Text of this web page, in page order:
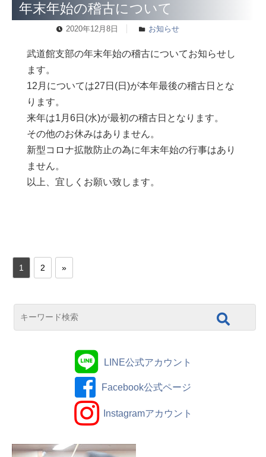
年末年始の稽古について
2020年12月8日 お知らせ
武道館支部の年末年始の稽古についてお知らせし
ます。
12月については27日(日)が本年最後の稽古日とな
ります。
来年は1月6日(水)が最初の稽古日となります。
その他のお休みはありません。
新型コロナ拡散防止の為に年末年始の行事はあり
ません。
以上、宜しくお願い致します。
1 2 »
LINE公式アカウント
Facebook公式ページ
Instagramアカウント